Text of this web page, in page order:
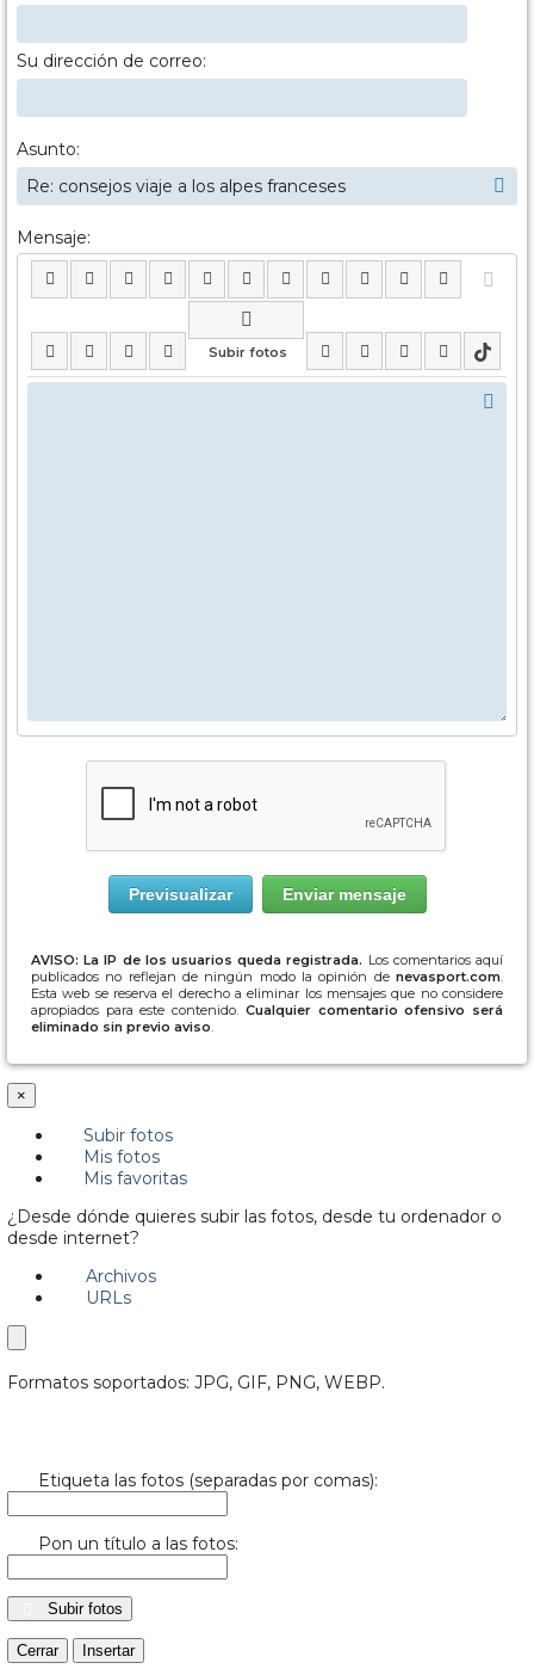
Su dirección de correo:
Asunto:
Mensaje:
AVISO: La IP de los usuarios queda registrada. Los comentarios aquí
publicados no reflejan de ningún modo la opinión de nevasport.com.
Esta web se reserva el derecho a eliminar los mensajes que no considere
apropiados para este contenido. Cualquier comentario ofensivo será
eliminado sin previo aviso.
×
Subir fotos
Mis fotos
Mis favoritas
¿Desde dónde quieres subir las fotos, desde tu ordenador o
desde internet?
Archivos
URLs
Formatos soportados: JPG, GIF, PNG, WEBP.
Etiqueta las fotos (separadas por comas):
Pon un título a las fotos:
Subir fotos
Cerrar Insertar